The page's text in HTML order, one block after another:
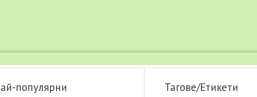
популярни Тагове/Етикети